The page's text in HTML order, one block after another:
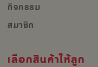
กิจกรรม
สมาชิก
เลือกสินค้าให้ลูก